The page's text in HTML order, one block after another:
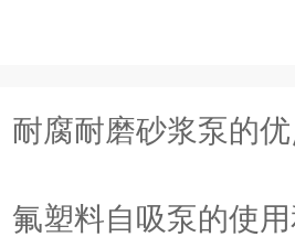
耐腐耐磨砂浆泵的
氟塑料自吸泵的使